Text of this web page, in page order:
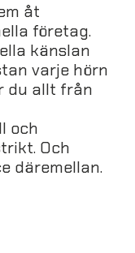
åt
företag.
känslan
varje hörn
du allt från
och
Och
däremellan.